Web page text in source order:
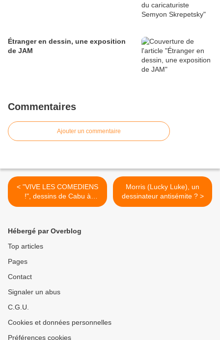
Étranger en dessin, une exposition
de JAM
Commentaires
Ajouter un commentaire
< "VIVE LES COMEDIENS
!", dessins de Cabu à
Clermont-Ferrand
Morris (Lucky Luke), un
dessinateur antisémite ? >
Hébergé par Overblog
Top articles
Pages
Contact
Signaler un abus
C.G.U.
Cookies et données personnelles
Préférences cookies